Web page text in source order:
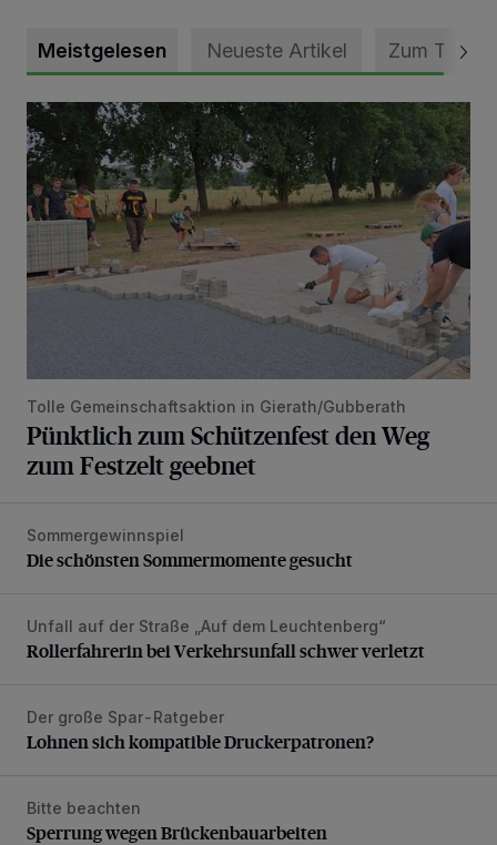
Meistgelesen Neueste Artikel Zum Thema
Pünktlich zum Schützenfest den Weg zum Festzelt
Tolle Gemeinschaftsaktion in Gierath/Gubberath
Pünktlich zum Schützenfest den Weg
zum Festzelt geebnet
Die schönsten Sommermomente gesucht
Sommergewinnspiel
Die schönsten Sommermomente gesucht
Rollerfahrerin bei Verkehrsunfall schwer verletzt
Unfall auf der Straße „Auf dem Leuchtenberg“
Rollerfahrerin bei Verkehrsunfall schwer verletzt
Lohnen sich kompatible Druckerpatronen?
Der große Spar-Ratgeber
Lohnen sich kompatible Druckerpatronen?
Sperrung wegen Brückenbauarbeiten
Bitte beachten
Sperrung wegen Brückenbauarbeiten